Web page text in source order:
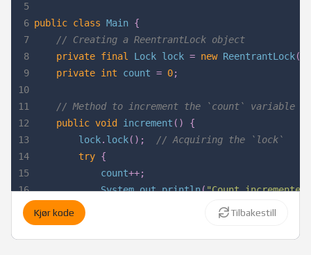
5
6
7
8
9
10
11
12
13
14
15
16
17
18
19
public class Main {
// Creating a ReentrantLock object
private final Lock lock = new ReentrantLock(
private int count = 0;
// Method to increment the `count` variable
public void increment ( )
{
        lock
. lock( ) ;
// Acquiring the `lock`
try {
            count
++;
System.out.println("Count
}
            lock
}
Kjør kode Tilbakestill